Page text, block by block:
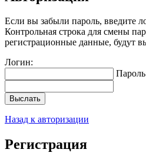
Если вы забыли пароль, введите
Контрольная строка для смены
регистрационные данные, будут
Логин:
Выслать
Назад к авторизации
Регистрация